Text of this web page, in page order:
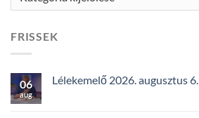
FRISSEK
06
aug
Lélekemelő 2026. augusztus 6.